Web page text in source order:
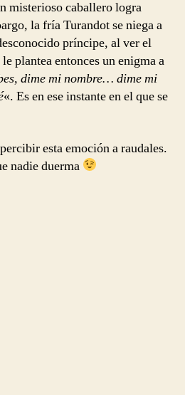
misterioso caballero logra
la fría Turandot se niega a
príncipe, al ver el
plantea entonces un enigma a
dime mi nombre… dime mi
«. Es en ese instante en el que se
esta emoción a raudales.
nadie duerma